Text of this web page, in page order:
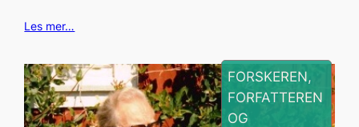
Les mer…
FORSKEREN,
FORFATTEREN
OG